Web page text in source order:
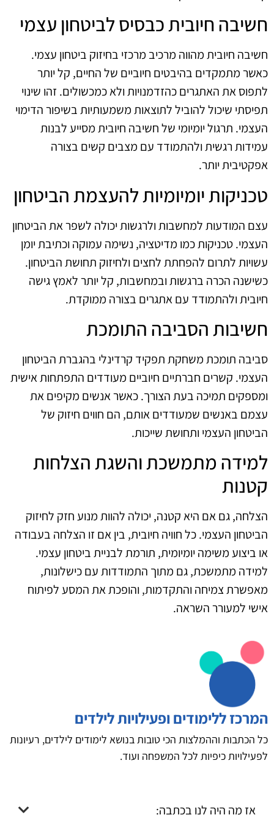
חשיבה חיובית כבסיס לביטחון עצמי
חשיבה חיובית מהווה מרכיב מרכזי בחיזוק ביטחון עצמי.
כאשר מתמקדים בהיבטים חיוביים של החיים, קל יותר
לתפוס את האתגרים כהזדמנויות ולא כמכשולים. זהו שינוי
תפיסתי שיכול להוביל לתוצאות משמעותיות בשיפור הדימוי
העצמי. תרגול יומיומי של חשיבה חיובית מסייע לבנות
עמידות רגשית ולהתמודד עם מצבים קשים בצורה
אפקטיבית יותר.
טכניקות יומיומיות להעצמת הביטחון
עצם המודעות למחשבות ולרגשות יכולה לשפר את הביטחון
העצמי. טכניקות כמו מדיטציה, נשימה עמוקה וכתיבת יומן
עשויות לתרום להפחתת לחצים ולחיזוק תחושת הביטחון.
כשישנה הכרה ברגשות ובמחשבות, קל יותר לאמץ גישה
חיובית ולהתמודד עם אתגרים בצורה ממוקדת.
חשיבות הסביבה התומכת
סביבה תומכת משחקת תפקיד קרדינלי בהגברת הביטחון
העצמי. קשרים חברתיים חיוביים מעודדים התפתחות אישית
ומספקים תמיכה בעת הצורך. כאשר אנשים מקיפים את
עצמם באנשים שמעודדים אותם, הם חווים חיזוק של
הביטחון העצמי ותחושת שייכות.
למידה מתמשכת והשגת הצלחות
קטנות
הצלחה, גם אם היא קטנה, יכולה להוות מנוע חזק לחיזוק
הביטחון העצמי. כל חוויה חיובית, בין אם זו הצלחה בעבודה
או ביצוע משימה יומיומית, תורמת לבניית ביטחון עצמי.
למידה מתמשכת, גם מתוך התמודדות עם כישלונות,
מאפשרת צמיחה והתקדמות, והופכת את המסע לפיתוח
אישי למעורר השראה.
המרכז ללימודים ופעילויות לילדים
כל הכתבות וההמלצות הכי טובות בנושא לימודים לילדים, רעיונות
לפעילויות כיפיות לכל המשפחה ועוד.
אז מה היה לנו בכתבה: